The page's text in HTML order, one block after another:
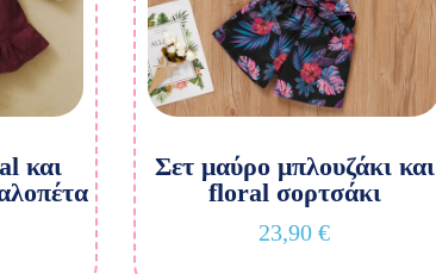
και
Σετ μαύρο μπλουζάκι και
floral σορτσάκι
23,90 €